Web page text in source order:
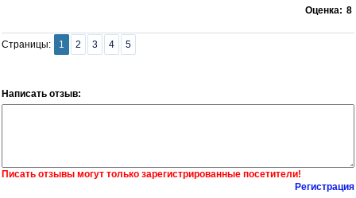
Оценка: 8
Страницы: 1 2 3 4 5
Написать отзыв:
Писать отзывы могут только зарегистрированные посетители!
Регистрация